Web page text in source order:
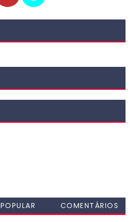
POPULAR COMENTÁRIOS